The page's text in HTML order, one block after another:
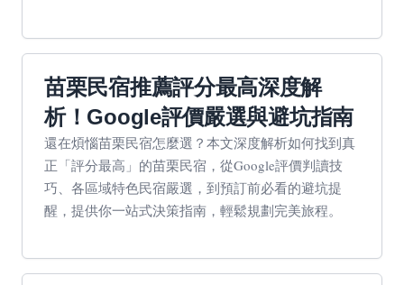
苗栗民宿推薦評分最高深度解
析！Google評價嚴選與避坑指南
還在煩惱苗栗民宿怎麼選？本文深度解析如何找到真
正「評分最高」的苗栗民宿，從Google評價判讀技
巧、各區域特色民宿嚴選，到預訂前必看的避坑提
醒，提供你一站式決策指南，輕鬆規劃完美旅程。